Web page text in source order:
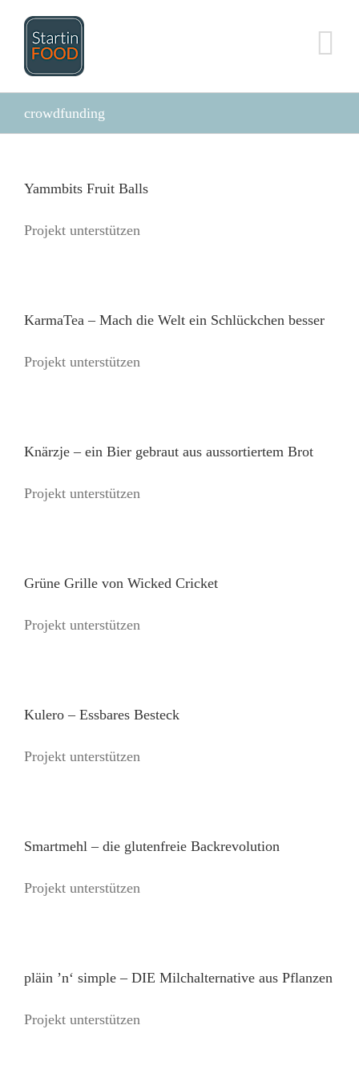
Inhalt
springen
crowdfunding
Yammbits Fruit Balls
Projekt unterstützen
KarmaTea – Mach die Welt ein Schlückchen besser
Projekt unterstützen
Knärzje – ein Bier gebraut aus aussortiertem Brot
Projekt unterstützen
Grüne Grille von Wicked Cricket
Projekt unterstützen
Kulero – Essbares Besteck
Projekt unterstützen
Smartmehl – die glutenfreie Backrevolution
Projekt unterstützen
pläin ’n‘ simple – DIE Milchalternative aus Pflanzen
Projekt unterstützen